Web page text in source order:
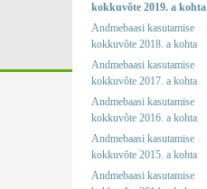
kokkuvõte 2019. a kohta
Andmebaasi kasutamise
kokkuvõte 2018. a kohta
Andmebaasi kasutamise
kokkuvõte 2017. a kohta
Andmebaasi kasutamise
kokkuvõte 2016. a kohta
Andmebaasi kasutamise
kokkuvõte 2015. a kohta
Andmebaasi kasutamise